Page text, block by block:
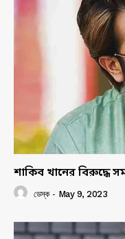
শাকিব খানের বিরুদ্ধে
ডেস্ক - May 9, 2023